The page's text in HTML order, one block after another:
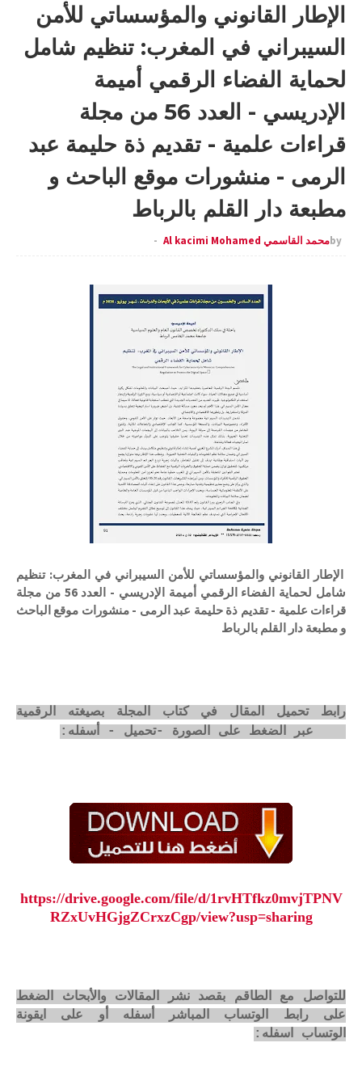
الإطار القانوني والمؤسساتي للأمن
السيبراني في المغرب: تنظيم شامل
لحماية الفضاء الرقمي أميمة
الإدريسي - العدد 56 من مجلة
قراءات علمية - تقديم ذة حليمة عبد
الرمى - منشورات موقع الباحث و
مطبعة دار القلم بالرباط
byمحمد القاسمي Al kacimi Mohamed
الإطار القانوني والمؤسساتي للأمن السيبراني في المغرب: تنظيم
شامل لحماية الفضاء الرقمي أميمة الإدريسي - العدد 56 من مجلة
قراءات علمية - تقديم ذة حليمة عبد الرمى - منشورات موقع الباحث
و مطبعة دار القلم بالرباط
رابط تحميل المقال في كتاب المجلة بصيغته الرقمية
https://drive.google.com/file/d/1rvHTfkz0mvjTPNV
RZxUvHGjgZCrxzCgp/view?usp=sharing
للتواصل مع الطاقم بقصد نشر المقالات والأبحاث الضغط
على رابط الوتساب المباشر أسفله أو على ايقونة
الوتساب اسفله: